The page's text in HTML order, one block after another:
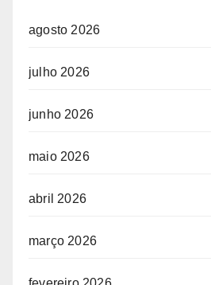
agosto 2026
julho 2026
junho 2026
maio 2026
abril 2026
março 2026